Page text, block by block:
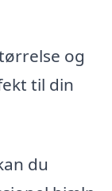
og
til din
du